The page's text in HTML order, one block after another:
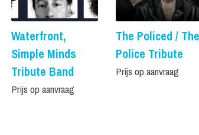
Waterfront,
Simple Minds
Tribute Band
Prijs op aanvraag
The Policed / The
Police Tribute
Prijs op aanvraag